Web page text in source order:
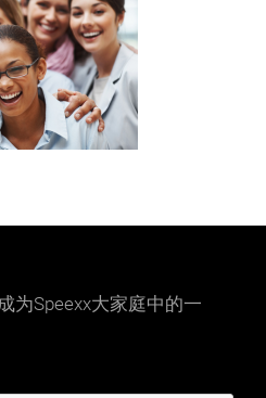
为Speexx大家庭中的一